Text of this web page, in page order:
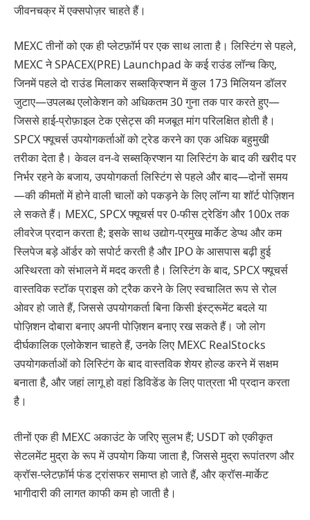
जीवनचक्र में एक्सपोज़र चाहते हैं।
MEXC तीनों को एक ही प्लेटफ़ॉर्म पर एक साथ लाता है। लिस्टिंग से पहले,
MEXC ने SPACEX(PRE) Launchpad के कई राउंड लॉन्च किए,
जिनमें पहले दो राउंड मिलाकर सब्सक्रिप्शन में कुल 173 मिलियन डॉलर
जुटाए—उपलब्ध एलोकेशन को अधिकतम 30 गुना तक पार करते हुए—
जिससे हाई-प्रोफ़ाइल टेक एसेट्स की मजबूत मांग परिलक्षित होती है।
SPCX फ्यूचर्स उपयोगकर्ताओं को ट्रेड करने का एक अधिक बहुमुखी
तरीका देता है। केवल वन-वे सब्सक्रिप्शन या लिस्टिंग के बाद की खरीद पर
निर्भर रहने के बजाय, उपयोगकर्ता लिस्टिंग से पहले और बाद—दोनों समय
—की कीमतों में होने वाली चालों को पकड़ने के लिए लॉन्ग या शॉर्ट पोज़िशन
ले सकते हैं। MEXC, SPCX फ्यूचर्स पर 0-फीस ट्रेडिंग और 100x तक
लीवरेज प्रदान करता है; इसके साथ उद्योग-प्रमुख मार्केट डेप्थ और कम
स्लिपेज बड़े ऑर्डर को सपोर्ट करती है और IPO के आसपास बढ़ी हुई
अस्थिरता को संभालने में मदद करती है। लिस्टिंग के बाद, SPCX फ्यूचर्स
वास्तविक स्टॉक प्राइस को ट्रैक करने के लिए स्वचालित रूप से रोल
ओवर हो जाते हैं, जिससे उपयोगकर्ता बिना किसी इंस्ट्रूमेंट बदले या
पोज़िशन दोबारा बनाए अपनी पोज़िशन बनाए रख सकते हैं। जो लोग
दीर्घकालिक एलोकेशन चाहते हैं, उनके लिए MEXC RealStocks
उपयोगकर्ताओं को लिस्टिंग के बाद वास्तविक शेयर होल्ड करने में सक्षम
बनाता है, और जहां लागू हो वहां डिविडेंड के लिए पात्रता भी प्रदान करता
है।
तीनों एक ही MEXC अकाउंट के जरिए सुलभ हैं; USDT को एकीकृत
सेटलमेंट मुद्रा के रूप में उपयोग किया जाता है, जिससे मुद्रा रूपांतरण और
क्रॉस-प्लेटफ़ॉर्म फंड ट्रांसफर समाप्त हो जाते हैं, और क्रॉस-मार्केट
भागीदारी की लागत काफी कम हो जाती है।